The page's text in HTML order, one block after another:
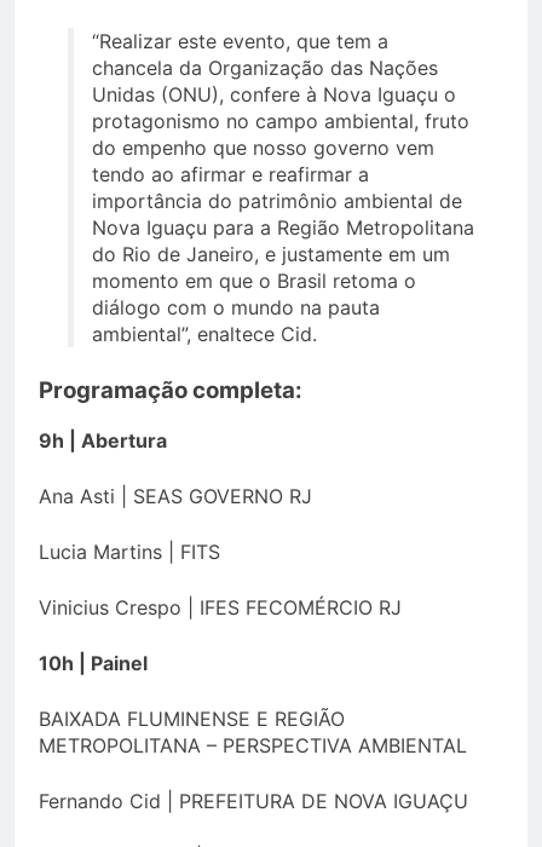
“Realizar este evento, que tem a
chancela da Organização das Nações
Unidas (ONU), confere à Nova Iguaçu o
protagonismo no campo ambiental, fruto
do empenho que nosso governo vem
tendo ao afirmar e reafirmar a
importância do patrimônio ambiental de
Nova Iguaçu para a Região Metropolitana
do Rio de Janeiro, e justamente em um
momento em que o Brasil retoma o
diálogo com o mundo na pauta
ambiental”, enaltece Cid.
Programação completa:
9h | Abertura
Ana Asti | SEAS GOVERNO RJ
Lucia Martins | FITS
Vinicius Crespo | IFES FECOMÉRCIO RJ
10h | Painel
BAIXADA FLUMINENSE E REGIÃO
METROPOLITANA – PERSPECTIVA AMBIENTAL
Fernando Cid | PREFEITURA DE NOVA IGUAÇU